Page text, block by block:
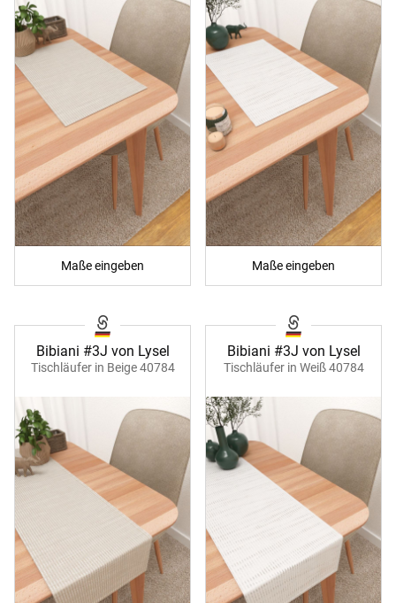
Maße eingeben Maße eingeben
Bibiani #3J von Lysel
Tischläufer in Beige 40784
Bibiani #3J von Lysel
Tischläufer in Weiß 40784